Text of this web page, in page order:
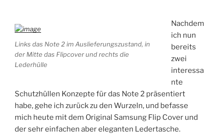
Links das Note 2 im Auslieferungszustand, in
der Mitte das Flipcover und rechts die
Lederhülle
Nachdem
ich nun
bereits
zwei
interessa
nte
Schutzhüllen Konzepte für das Note 2 präsentiert
habe, gehe ich zurück zu den Wurzeln, und befasse
mich heute mit dem Original Samsung Flip Cover und
der sehr einfachen aber eleganten Ledertasche.